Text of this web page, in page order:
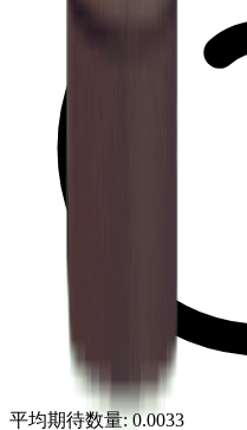
平均期待数量: 0.0033